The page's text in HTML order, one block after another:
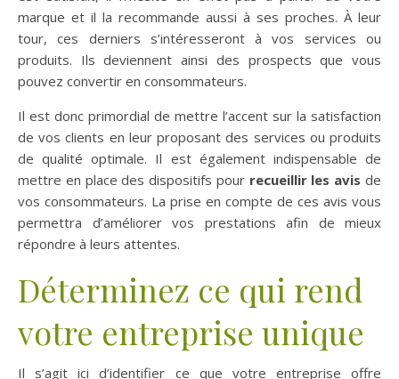
marque et il la recommande aussi à ses proches. À leur
tour, ces derniers s’intéresseront à vos services ou
produits. Ils deviennent ainsi des prospects que vous
pouvez convertir en consommateurs.
Il est donc primordial de mettre l’accent sur la satisfaction
de vos clients en leur proposant des services ou produits
de qualité optimale. Il est également indispensable de
mettre en place des dispositifs pour recueillir les avis de
vos consommateurs. La prise en compte de ces avis vous
permettra d’améliorer vos prestations afin de mieux
répondre à leurs attentes.
Déterminez ce qui rend
votre entreprise unique
Il s’agit ici d’identifier ce que votre entreprise offre